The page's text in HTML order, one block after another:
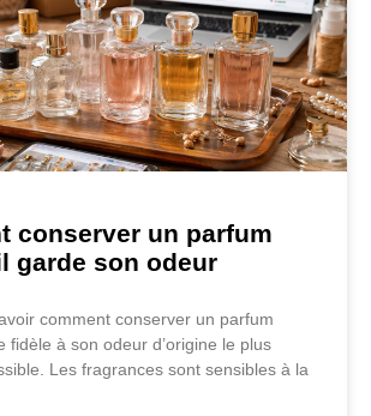
conserver un parfum
garde son odeur
comment conserver un parfum
fidèle à son odeur d’origine le plus
Les fragrances sont sensibles à la